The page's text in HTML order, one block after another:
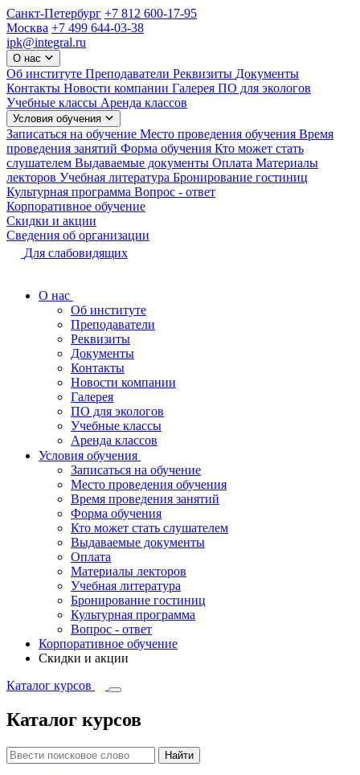
Санкт-Петербург +7 812 600-17-95
Москва +7 499 644-03-38
ipk@integral.ru
О нас
Об институте Преподаватели Реквизиты Документы
Контакты Новости компании Галерея ПО для экологов
Учебные классы Аренда классов
Условия обучения
Записаться на обучение Место проведения обучения Время
проведения занятий Форма обучения Кто может стать
слушателем Выдаваемые документы Оплата Материалы
лекторов Учебная литература Бронирование гостиниц
Культурная программа Вопрос - ответ
Корпоративное обучение
Скидки и акции
Сведения об организации
Для слабовидящих
О нас
Об институте
Преподаватели
Реквизиты
Документы
Контакты
Новости компании
Галерея
ПО для экологов
Учебные классы
Аренда классов
Условия обучения
Записаться на обучение
Место проведения обучения
Время проведения занятий
Форма обучения
Кто может стать слушателем
Выдаваемые документы
Оплата
Материалы лекторов
Учебная литература
Бронирование гостиниц
Культурная программа
Вопрос - ответ
Корпоративное обучение
Скидки и акции
Каталог курсов
Каталог курсов
Найти